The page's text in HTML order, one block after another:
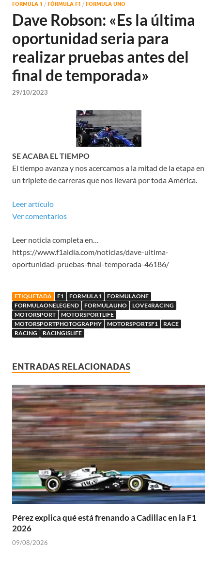
FORMULA 1 / FÓRMULA F1 / FORMULA UNO
Dave Robson: «Es la última
oportunidad seria para
realizar pruebas antes del
final de temporada»
29/10/2023
SE ACABA EL TIEMPO
El tiempo avanza y nos acercamos a la mitad de la etapa en
un triplete de carreras que nos llevará por toda América.
Leer artículo
Ver comentarios
Leer noticia completa en…
https://www.f1aldia.com/noticias/dave-ultima-
oportunidad-pruebas-final-temporada-46186/
ETIQUETADA F1 FORMULA1
FORMULAONE
FORMULAONELEGEND
FORMULAUNO
LOVE4RACING
MOTORSPORT
MOTORSPORTLIFE
MOTORSPORTPHOTOGRAPHY
MOTORSPORTSF1
RACE
RACING
RACINGISLIFE
ENTRADAS RELACIONADAS
Pérez explica qué está frenando a Cadillac en la F1
2026
09/08/2026